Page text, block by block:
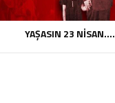
YAŞASIN 23 NİSAN….